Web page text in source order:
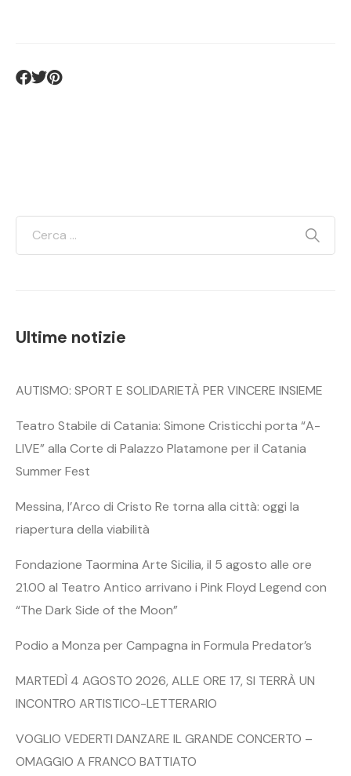
Ultime notizie
AUTISMO: SPORT E SOLIDARIETÀ PER VINCERE INSIEME
Teatro Stabile di Catania: Simone Cristicchi porta “A-
LIVE” alla Corte di Palazzo Platamone per il Catania
Summer Fest
Messina, l’Arco di Cristo Re torna alla città: oggi la
riapertura della viabilità
Fondazione Taormina Arte Sicilia, il 5 agosto alle ore
21.00 al Teatro Antico arrivano i Pink Floyd Legend con
“The Dark Side of the Moon”
Podio a Monza per Campagna in Formula Predator’s
MARTEDÌ 4 AGOSTO 2026, ALLE ORE 17, SI TERRÀ UN
INCONTRO ARTISTICO-LETTERARIO
VOGLIO VEDERTI DANZARE IL GRANDE CONCERTO –
OMAGGIO A FRANCO BATTIATO